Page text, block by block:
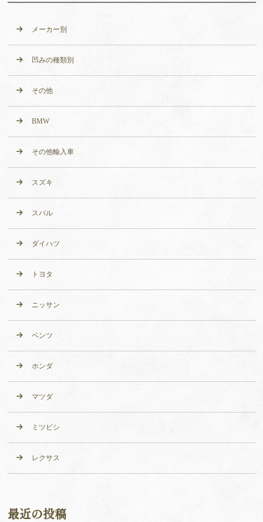
メーカー別
凹みの種類別
その他
BMW
その他輸入車
スズキ
スバル
ダイハツ
トヨタ
ニッサン
ベンツ
ホンダ
マツダ
ミツビシ
レクサス
最近の投稿